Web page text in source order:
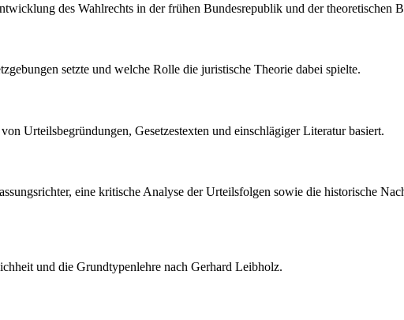
des Wahlrechts in der frühen Bundesrepublik und der theoretischen
setzte und welche Rolle die juristische Theorie dabei spielte.
Urteilsbegründungen, Gesetzestexten und einschlägiger Literatur basiert.
eine kritische Analyse der Urteilsfolgen sowie die historische
und die Grundtypenlehre nach Gerhard Leibholz.